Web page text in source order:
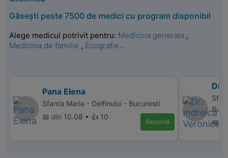
Găsești peste 7500 de medici cu program disponibil
Alege medicul potrivit pentru: Medicina generala ,
Medicina de familie , Ecografie .
Pana Elena
Sfanta Maria - Delfinului - Bucuresti
📅 din 10.08 • 👍 10
Rezervă
Dr.
📅